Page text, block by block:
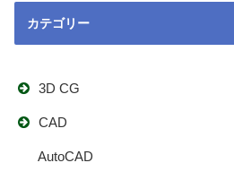
カテゴリー
3D CG
CAD
AutoCAD